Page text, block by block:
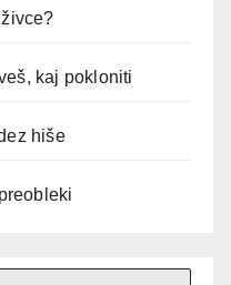
kaj pokloniti
hiše